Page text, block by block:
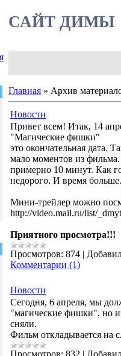
САЙТ ДИМЫ
Главная » Архив
Новости
Привет всем! Итак, 14
"Магические фишки"
это окончательная дата.
мало моментов из
примерно 10 минут. Как
недорого. И время больше.
Мини-трейлер можно
http://video.mail.ru/list/
Приятного просмотра!!!
Просмотров: 874 |
Комментарии (1)
Новости
Сегодня, 6 апреля, мы
"магические фишки", но
сняли.
Фильм откладывается на
Просмотров: 832 |